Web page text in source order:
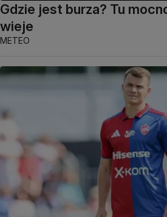
Gdzie jest burza? Tu
wieje
METEO